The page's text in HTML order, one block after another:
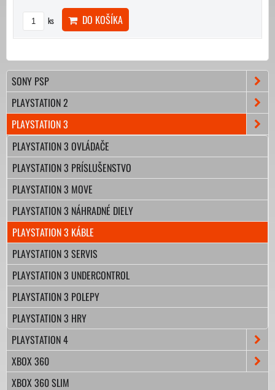
ks DO KOŠÍKA
SONY PSP
PLAYSTATION 2
PLAYSTATION 3
PLAYSTATION 3 OVLÁDAČE
PLAYSTATION 3 PRÍSLUŠENSTVO
PLAYSTATION 3 MOVE
PLAYSTATION 3 NÁHRADNÉ DIELY
PLAYSTATION 3 KÁBLE
PLAYSTATION 3 SERVIS
PLAYSTATION 3 UNDERCONTROL
PLAYSTATION 3 POLEPY
PLAYSTATION 3 HRY
PLAYSTATION 4
XBOX 360
XBOX 360 SLIM